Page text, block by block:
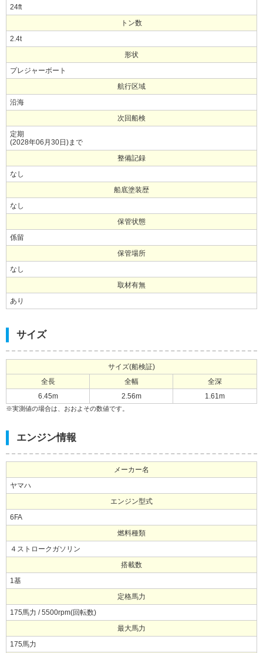
24ft
トン数
2.4t
形状
プレジャーボート
航行区域
沿海
次回船検
定期
(2028年06月30日)まで
整備記録
なし
船底塗装歴
なし
保管状態
係留
保管場所
なし
取材有無
あり
サイズ
サイズ(船検証)
全長
全幅
全深
6.45m
2.56m 1.61m
※実測値の場合は、おおよその数値です。
エンジン情報
メーカー名
ヤマハ
エンジン型式
6FA
燃料種類
４ストロークガソリン
搭載数
1基
定格馬力
175馬力 / 5500rpm(回転数)
最大馬力
175馬力